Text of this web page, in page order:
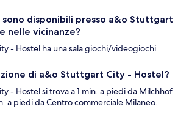
disponibili presso a&o Stuttgart
nelle vicinanze?
- Hostel ha una sala giochi/videogiochi.
di a&o Stuttgart City - Hostel?
- Hostel si trova a 1 min. a piedi da Milchhof
a piedi da Centro commerciale Milaneo.